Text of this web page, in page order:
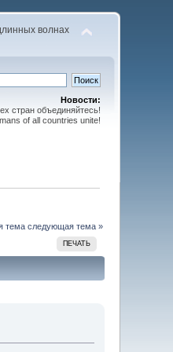
волнах
Новости:
стран объединяйтесь!
of all countries unite!
тема следующая тема »
ПЕЧАТЬ